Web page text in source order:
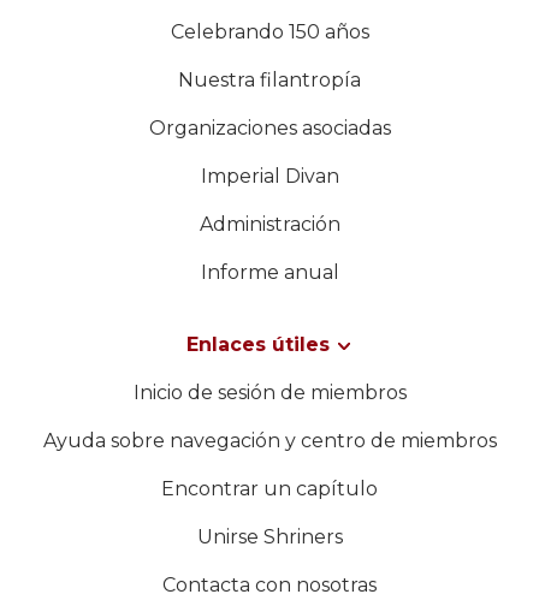
Celebrando 150 años
Nuestra filantropía
Organizaciones asociadas
Imperial Divan
Administración
Informe anual
Enlaces útiles
Inicio de sesión de miembros
Ayuda sobre navegación y centro de miembros
Encontrar un capítulo
Unirse Shriners
Contacta con nosotras